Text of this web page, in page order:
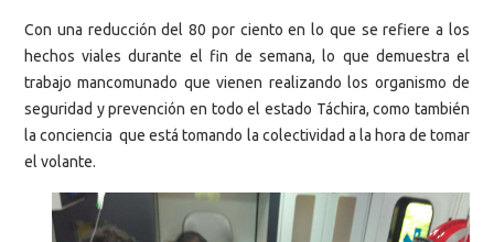
Con una reducción del 80 por ciento en lo que se refiere a los
hechos viales durante el fin de semana, lo que demuestra el
trabajo mancomunado que vienen realizando los organismo de
seguridad y prevención en todo el estado Táchira, como también
la conciencia que está tomando la colectividad a la hora de tomar
el volante.